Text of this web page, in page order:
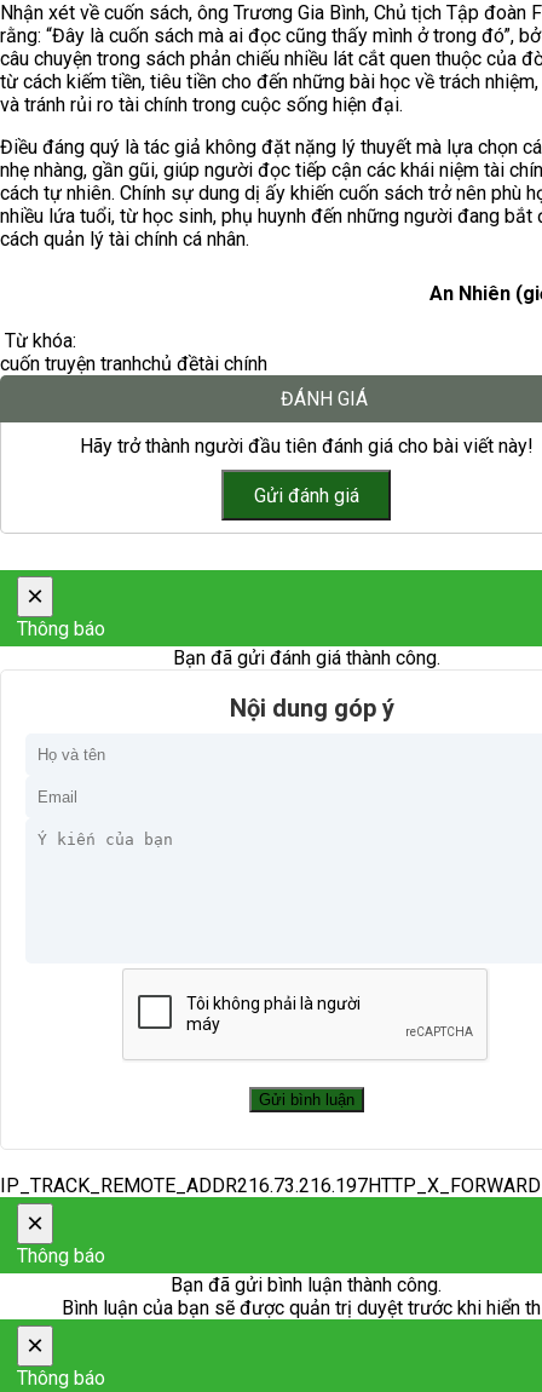
Nhận xét về cuốn sách, ông Trương Gia Bình, Chủ tịch Tập đoàn
rằng: “Đây là cuốn sách mà ai đọc cũng thấy mình ở trong đó”,
câu chuyện trong sách phản chiếu nhiều lát cắt quen thuộc của
từ cách kiếm tiền, tiêu tiền cho đến những bài học về trách
và tránh rủi ro tài chính trong cuộc sống hiện đại.
Điều đáng quý là tác giả không đặt nặng lý thuyết mà lựa chọn
nhẹ nhàng, gần gũi, giúp người đọc tiếp cận các khái niệm tài
cách tự nhiên. Chính sự dung dị ấy khiến cuốn sách trở nên phù
nhiều lứa tuổi, từ học sinh, phụ huynh đến những người đang bắt
cách quản lý tài chính cá nhân.
An Nhiên
Từ khóa:
cuốn truyện tranhchủ đềtài chính
ĐÁNH GIÁ
Hãy trở thành người đầu tiên đánh giá cho bài viết này!
×
Thông báo
Bạn đã gửi đánh giá thành công.
Nội dung góp ý
×
Thông báo
Bạn đã gửi bình luận thành công.
Bình luận của bạn sẽ được quản trị duyệt trước khi hiển
×
Thông báo